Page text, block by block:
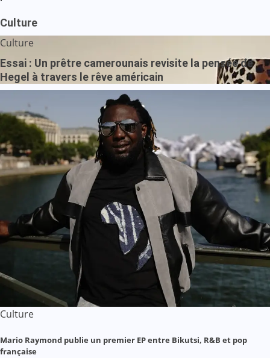
Culture
Culture
Essai : Un prêtre camerounais revisite la pensée de
Hegel à travers le rêve américain
Culture
Mario Raymond publie un premier EP entre Bikutsi, R&B et pop
française